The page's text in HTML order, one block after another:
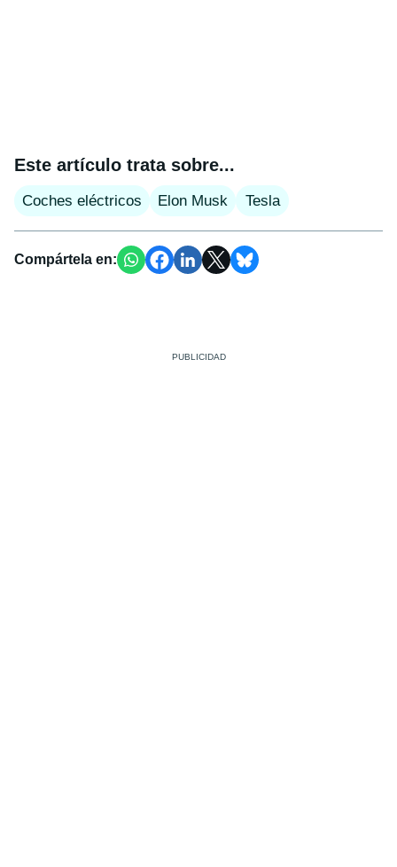
Este artículo trata sobre...
Coches eléctricos Elon Musk Tesla
Compártela en: